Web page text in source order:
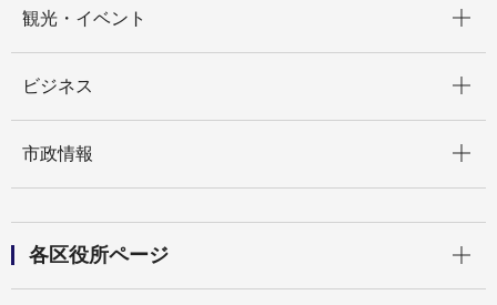
観光・イベント
ビジネス
市政情報
各区役所ページ